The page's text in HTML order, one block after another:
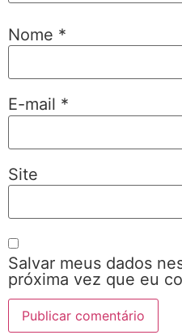
Nome *
E-mail *
Site
Salvar meus dados
próxima vez que eu